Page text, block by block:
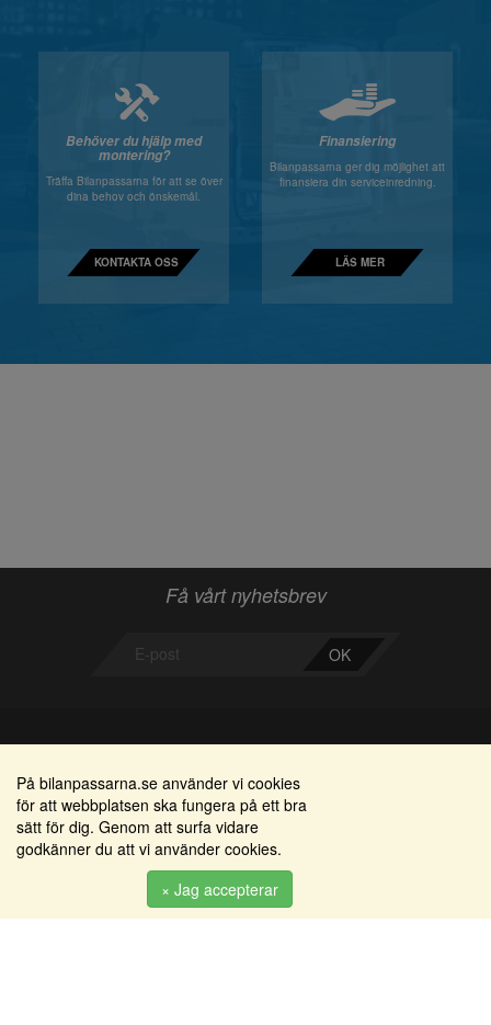
Behöver du hjälp med
montering?
Träffa Bilanpassarna för att se över
dina behov och önskemål.
KONTAKTA OSS
Finansiering
Bilanpassarna ger dig möjlighet att
finansiera din serviceinredning.
LÄS MER
Få vårt nyhetsbrev
OK
Bilanpassarna
Smedjegatan 22
352 46 Växjö
info@bilanpassarna.se
Områden
Alkomätare / alkolås
Elprodukter
Serviceinredningar
Tillbehörs artiklar
På bilanpassarna.se använder vi cookies
för att webbplatsen ska fungera på ett bra
sätt för dig. Genom att surfa vidare
godkänner du att vi använder cookies.
× Jag accepterar